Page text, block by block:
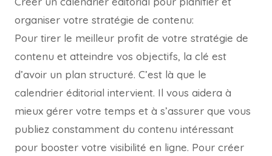
organiser votre stratégie de contenu:
Pour tirer le meilleur profit de votre stratégie de
contenu et atteindre vos objectifs, la clé est
d’avoir un plan structuré. C’est là que le
calendrier éditorial intervient. Il vous aidera à
mieux gérer votre temps et à s’assurer que vous
publiez constamment du contenu intéressant
pour booster votre visibilité en ligne. Pour créer